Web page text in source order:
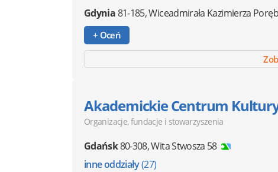
Gdynia81-185,Wiceadmirała Kazimierza
+ Oceń
Akademickie Centrum Kultury
Organizacje, fundacje i stowarzyszenia
Gdańsk80-308,Wita Stwosza 58
inne oddziały(27)